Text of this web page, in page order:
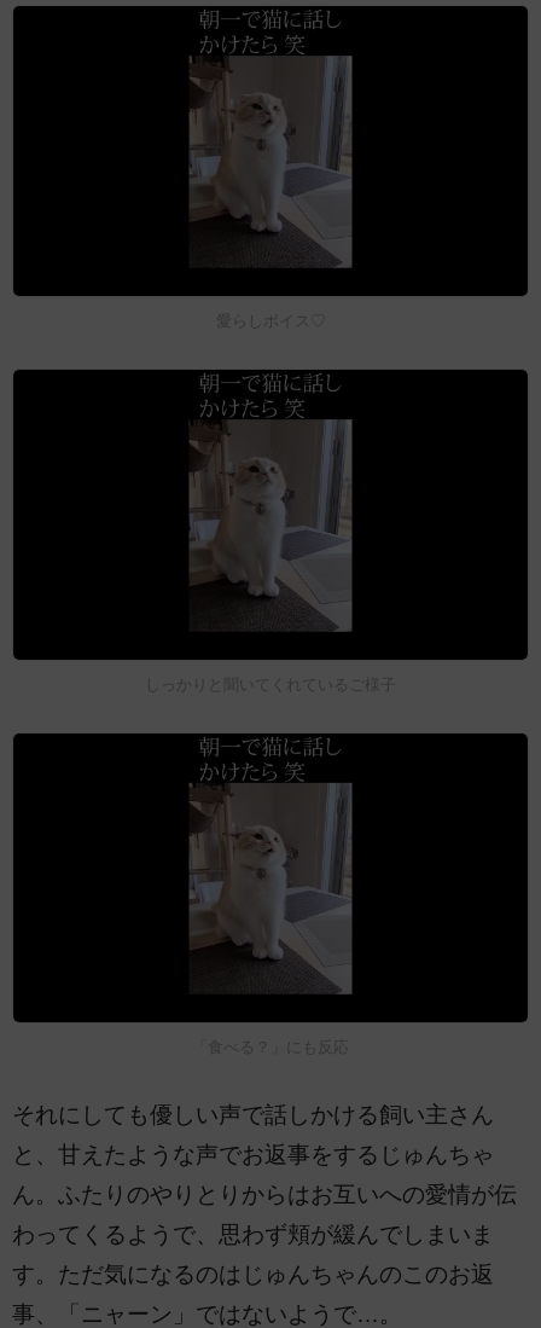
愛らしボイス♡
しっかりと聞いてくれているご様子
「食べる？」にも反応
それにしても優しい声で話しかける飼い主さん
と、甘えたような声でお返事をするじゅんちゃ
ん。ふたりのやりとりからはお互いへの愛情が伝
わってくるようで、思わず頬が緩んでしまいま
す。ただ気になるのはじゅんちゃんのこのお返
事、「ニャーン」ではないようで…。